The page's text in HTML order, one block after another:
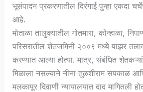
भूसंपादन प्रकरणातील दिरंगाई पुन्हा एकदा
आहे.
मोताळा तालुक्यातील गोतमारा, कोन्हाळा,
परिसरातील शेतजमिनी २००९ मध्ये पाझर
करण्यात आल्या होत्या. मात्र, संबंधित
मिळाला नसल्याने नीना तुळशीराम सपकाळ
मलकापूर दिवाणी न्यायालयात दाद मागितली